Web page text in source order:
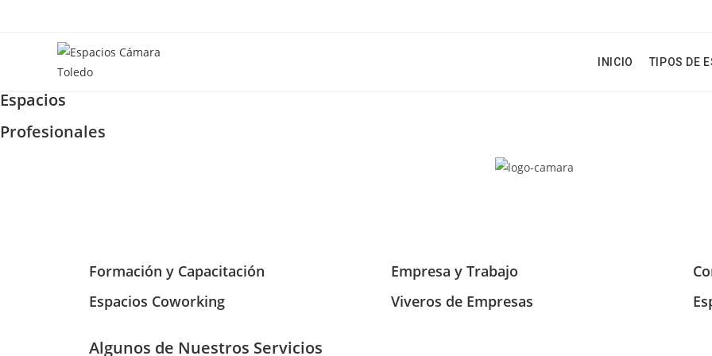
INICIO TIPOS DE
Espacios
Profesionales
Formación y Capacitación Empresa y Trabajo
Espacios Coworking
Viveros de Empresas
Algunos de Nuestros Servicios